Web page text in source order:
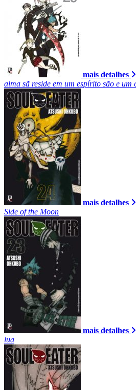
mais detalhes
alma sã reside em um espírito são e um
mais detalhes
Side of the Moon
mais detalhes
lua